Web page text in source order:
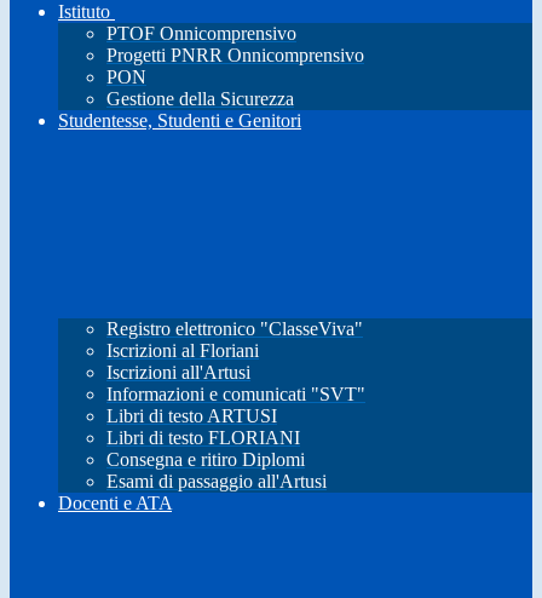
Istituto
PTOF Onnicomprensivo
Progetti PNRR Onnicomprensivo
PON
Gestione della Sicurezza
Studentesse, Studenti e Genitori
Registro elettronico "ClasseViva"
Iscrizioni al Floriani
Iscrizioni all'Artusi
Informazioni e comunicati "SVT"
Libri di testo ARTUSI
Libri di testo FLORIANI
Consegna e ritiro Diplomi
Esami di passaggio all'Artusi
Docenti e ATA